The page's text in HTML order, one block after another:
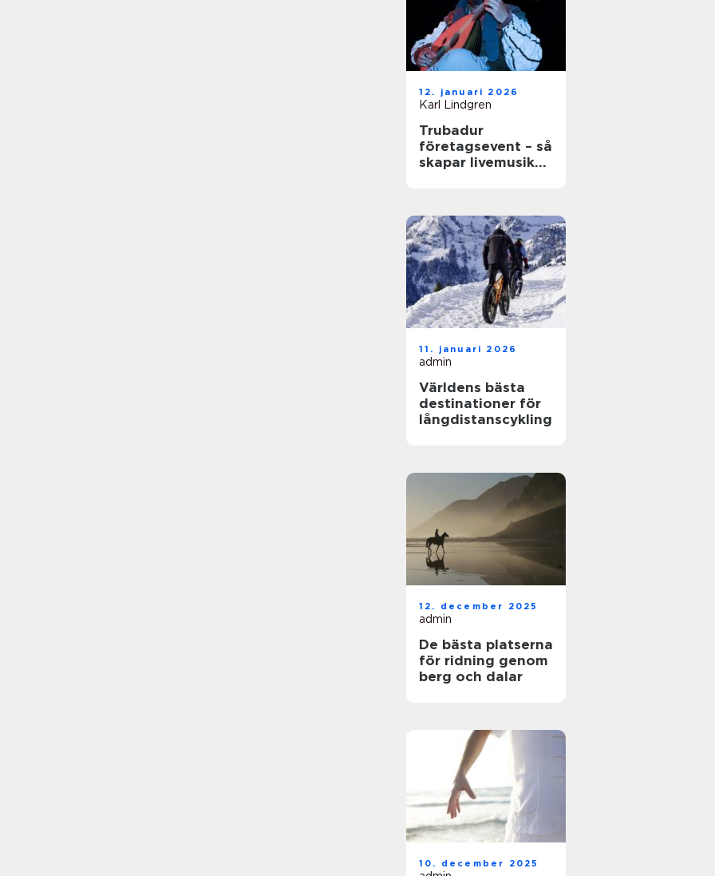
12. januari 2026
Karl Lindgren
Trubadur
företagsevent – så
skapar livemusik
11. januari 2026
admin
Världens bästa
destinationer för
långdistanscykling
12. december 2025
admin
De bästa platserna
för ridning genom
berg och dalar
10. december 2025